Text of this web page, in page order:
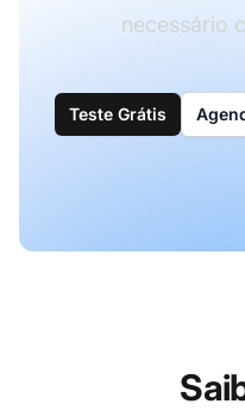
necessário
Teste Grátis